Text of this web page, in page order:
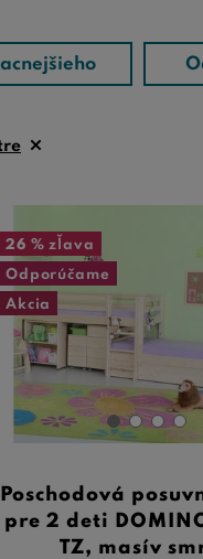
26 % zľava
Odporúčame
Akcia
Poschodová
pre 2 deti
TZ, masív